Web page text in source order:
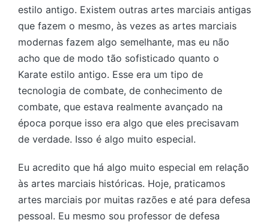
estilo antigo. Existem outras artes marciais antigas
que fazem o mesmo, às vezes as artes marciais
modernas fazem algo semelhante, mas eu não
acho que de modo tão sofisticado quanto o
Karate estilo antigo. Esse era um tipo de
tecnologia de combate, de conhecimento de
combate, que estava realmente avançado na
época porque isso era algo que eles precisavam
de verdade. Isso é algo muito especial.
Eu acredito que há algo muito especial em relação
às artes marciais históricas. Hoje, praticamos
artes marciais por muitas razões e até para defesa
pessoal. Eu mesmo sou professor de defesa